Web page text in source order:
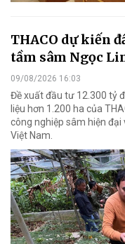
THACO dự kiến
tầm sâm Ngọc
09/08/2026 16:03
Đề xuất đầu tư 12.300 tỷ
liệu hơn 1.200 ha của
công nghiệp sâm hiện
Việt Nam.